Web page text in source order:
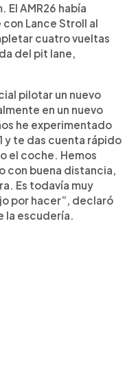
AMR26 había
Lance Stroll al
cuatro vueltas
del pit lane,
pilotar un nuevo
en un nuevo
he experimentado
y te das cuenta rápido
el coche. Hemos
con buena distancia,
Es todavía muy
por hacer”, declaró
la escudería.